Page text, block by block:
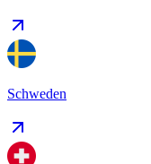
Schweden